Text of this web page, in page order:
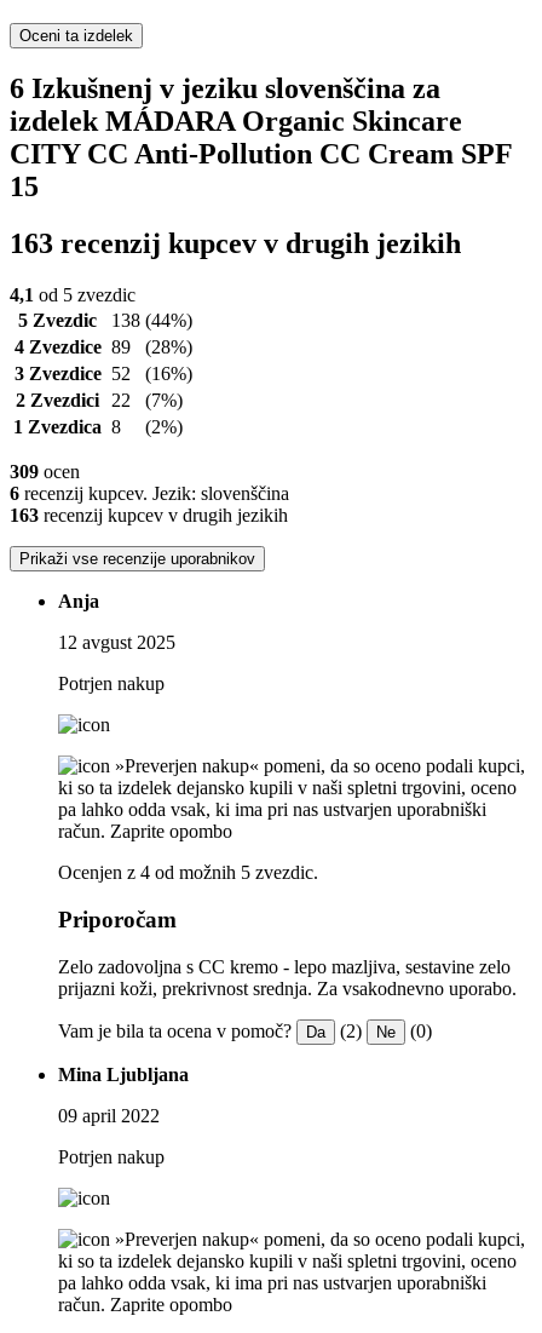
Oceni ta izdelek
6 Izkušnenj v jeziku slovenščina za
izdelek MÁDARA Organic Skincare
CITY CC Anti-Pollution CC Cream SPF
15
163 recenzij kupcev v drugih jezikih
4,1 od 5 zvezdic
5 Zvezdic
138 (44%)
4 Zvezdice 89
(28%)
3 Zvezdice 52
(16%)
2 Zvezdici
22
(7%)
1 Zvezdica 8 (2%)
309 ocen
6 recenzij kupcev. Jezik: slovenščina
163 recenzij kupcev v drugih jezikih
Prikaži vse recenzije uporabnikov
Anja
12 avgust 2025
Potrjen nakup
»Preverjen nakup« pomeni, da so oceno podali kupci,
ki so ta izdelek dejansko kupili v naši spletni trgovini, oceno
pa lahko odda vsak, ki ima pri nas ustvarjen uporabniški
račun. Zaprite opombo
Ocenjen z 4 od možnih 5 zvezdic.
Priporočam
Zelo zadovoljna s CC kremo - lepo mazljiva, sestavine zelo
prijazni koži, prekrivnost srednja. Za vsakodnevno uporabo.
Vam je bila ta ocena v pomoč? Da (2) Ne (0)
Mina Ljubljana
09 april 2022
Potrjen nakup
»Preverjen nakup« pomeni, da so oceno podali kupci,
ki so ta izdelek dejansko kupili v naši spletni trgovini, oceno
pa lahko odda vsak, ki ima pri nas ustvarjen uporabniški
račun. Zaprite opombo